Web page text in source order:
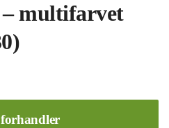
multifarvet